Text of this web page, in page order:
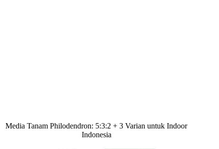
Media Tanam Philodendron: 5:3:2 + 3 Varian untuk Indoor
Indonesia